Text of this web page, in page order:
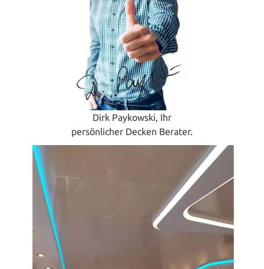
Dirk Paykowski, Ihr
persönlicher Decken Berater.